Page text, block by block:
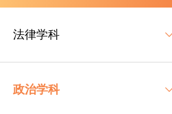
法律学科
政治学科